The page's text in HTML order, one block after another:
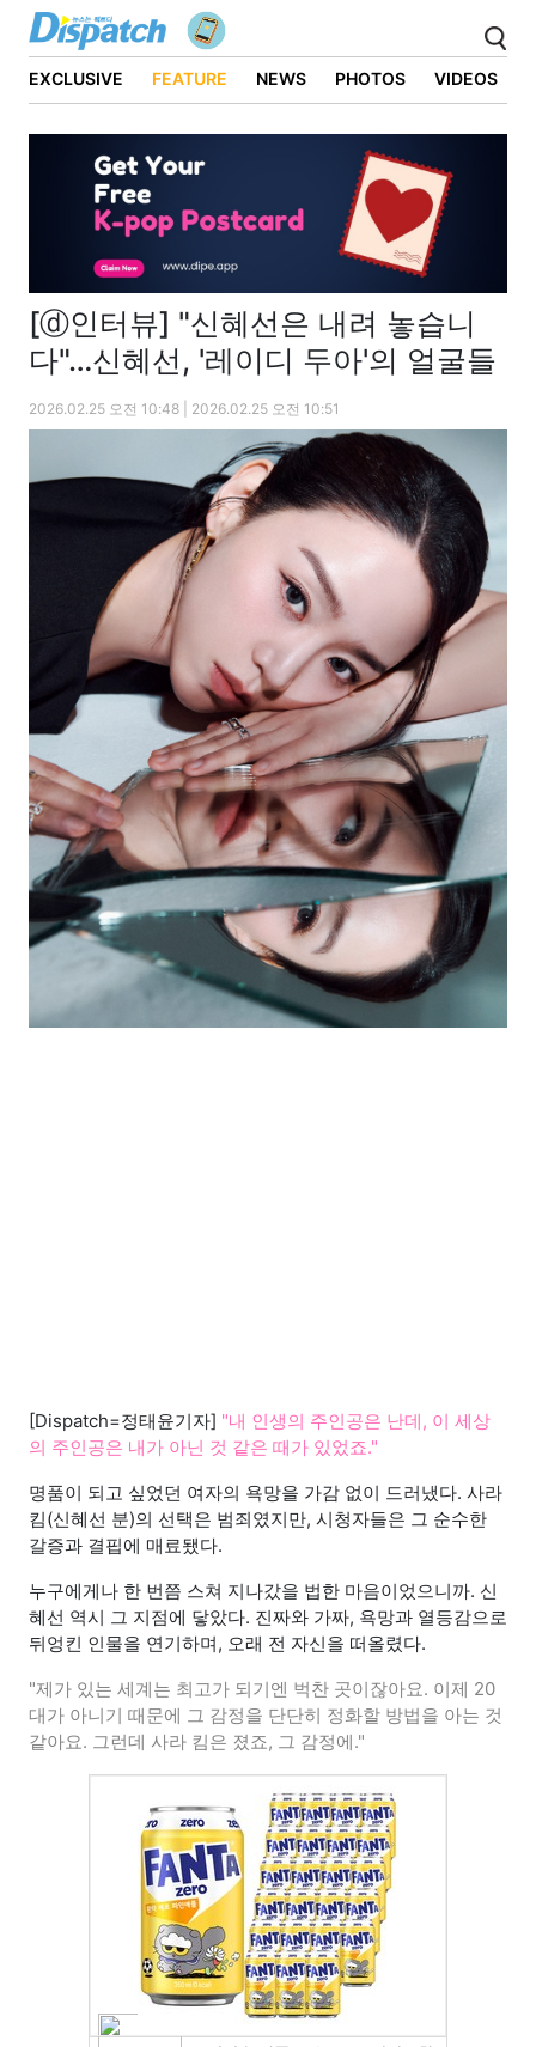
EXCLUSIVE FEATURE NEWS PHOTOS VIDEOS
[ⓓ인터뷰] "신혜선은 내려 놓습니
다"…신혜선, '레이디 두아'의 얼굴들
2026.02.25 오전 10:48 | 2026.02.25 오전 10:51
[Dispatch=정태윤기자] "내 인생의 주인공은 난데, 이 세상
의 주인공은 내가 아닌 것 같은 때가 있었죠."
명품이 되고 싶었던 여자의 욕망을 가감 없이 드러냈다. 사라
킴(신혜선 분)의 선택은 범죄였지만, 시청자들은 그 순수한
갈증과 결핍에 매료됐다.
누구에게나 한 번쯤 스쳐 지나갔을 법한 마음이었으니까. 신
혜선 역시 그 지점에 닿았다. 진짜와 가짜, 욕망과 열등감으로
뒤엉킨 인물을 연기하며, 오래 전 자신을 떠올렸다.
"제가 있는 세계는 최고가 되기엔 벅찬 곳이잖아요. 이제 20
대가 아니기 때문에 그 감정을 단단히 정화할 방법을 아는 것
같아요. 그런데 사라 킴은 졌죠, 그 감정에."